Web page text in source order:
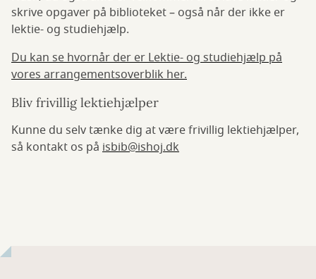
skrive opgaver på biblioteket – også når der ikke er
lektie- og studiehjælp.
Du kan se hvornår der er Lektie- og studiehjælp på
vores arrangementsoverblik her.
Bliv frivillig lektiehjælper
Kunne du selv tænke dig at være frivillig lektiehjælper,
så kontakt os på isbib@ishoj.dk